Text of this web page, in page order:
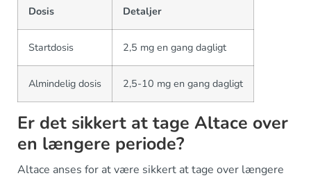
Dosis Detaljer
Startdosis 2,5 mg en gang dagligt
Almindelig dosis 2,5-10 mg en gang dagligt
Er det sikkert at tage Altace over
en længere periode?
Altace anses for at være sikkert at tage over længere